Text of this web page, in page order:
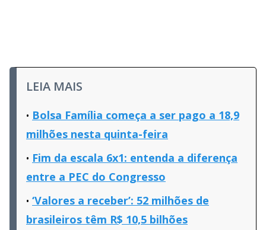
LEIA MAIS
Bolsa Família começa a ser pago a 18,9
milhões nesta quinta-feira
Fim da escala 6x1: entenda a diferença
entre a PEC do Congresso
‘Valores a receber’: 52 milhões de
brasileiros têm R$ 10,5 bilhões